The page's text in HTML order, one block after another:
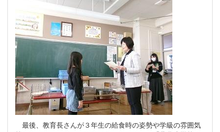
最後、教育長さんが３年生の給食時の姿勢や学級の雰囲気